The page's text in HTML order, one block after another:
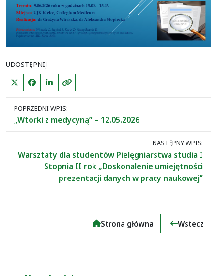
UDOSTĘPNIJ
X (Twitter)FacebookLinkedInKopiuj link
Nawigacja
między
POPRZEDNI WPIS:
„Wtorki z medycyną” – 12.05.2026
NASTĘPNY WPIS:
Warsztaty dla studentów Pielęgniarstwa studia I
Stopnia II rok „Doskonalenie umiejętności
prezentacji danych w pracy naukowej”
Strona główna Wstecz